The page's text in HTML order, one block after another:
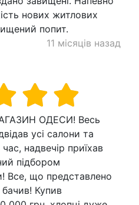
нових житлових
попит.
11 місяців назад
ОДЕСИ! Весь
усі салони та
надвечір приїхав
підбором
Все, що представлено
бачив! Купив